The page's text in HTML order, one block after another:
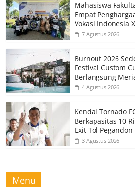
Mahasiswa
Empat
Vokasi Indonesia
7 Agustus 2026
Burnout 2026
Festival Custom
Berlangsung
4 Agustus 2026
Kendal Tornado
Berkapasitas 10
Exit Tol Pegandon
3 Agustus 2026
Menu